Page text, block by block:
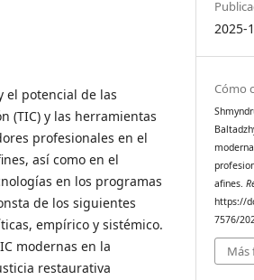
el potencial de las
(TIC) y las herramientas
profesionales en el
así como en el
en los programas
de los siguientes
empírico y sistémico.
modernas en la
restaurativa
2025-
Cómo
afines.
https://
7576/
Más